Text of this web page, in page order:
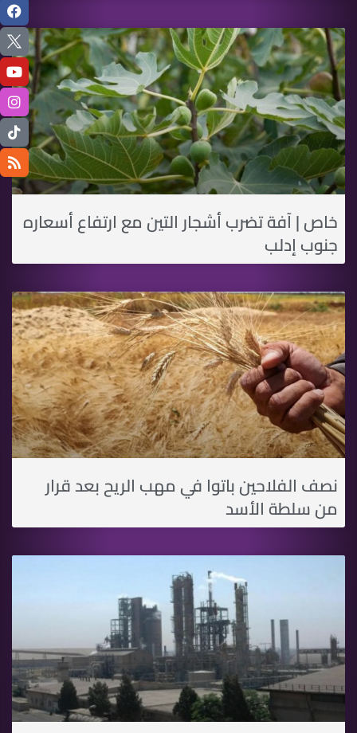
خاص | آفة تضرب أشجار التين مع ارتفاع أسعاره
جنوب إدلب
نصف الفلاحين باتوا في مهب الريح بعد قرار
من سلطة اﻷسد